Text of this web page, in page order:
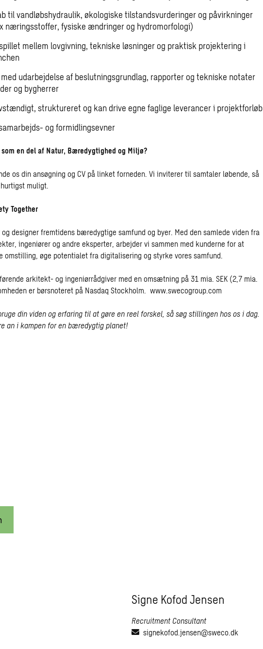
til vandløbshydraulik, økologiske tilstandsvurderinger og påvirkninger
næringsstoffer, fysiske ændringer og hydromorfologi)
mellem lovgivning, tekniske løsninger og praktisk projektering i
udarbejdelse af beslutningsgrundlag, rapporter og tekniske notater
og bygherrer
struktureret og kan drive egne faglige leverancer i projektforløb
og formidlingsevner
en del af Natur, Bæredygtighed og Miljø?
os din ansøgning og CV på linket forneden. Vi inviterer til samtaler løbende, så
muligt.
Together
designer fremtidens bæredygtige samfund og byer. Med den samlede viden fra
ingeniører og andre eksperter, arbejder vi sammen med kunderne for at
omstilling, øge potentialet fra digitalisering og styrke vores samfund.
arkitekt- og ingeniørrådgiver med en omsætning på 31 mia. SEK (2,7 mia.
er børsnoteret på Nasdaq Stockholm. www.swecogroup.com
din viden og erfaring til at gøre en reel forskel, så søg stillingen hos os i dag.
an i kampen for en bæredygtig planet!
Signe Kofod Jensen
Recruitment Consultant
signekofod.jensen@sweco.dk